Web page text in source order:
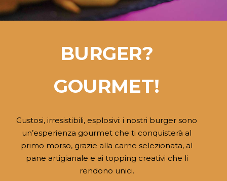
BURGER?
GOURMET!
Gustosi, irresistibili, esplosivi: i nostri burger sono
un’esperienza gourmet che ti conquisterà al
primo morso, grazie alla carne selezionata, al
pane artigianale e ai topping creativi che li
rendono unici.